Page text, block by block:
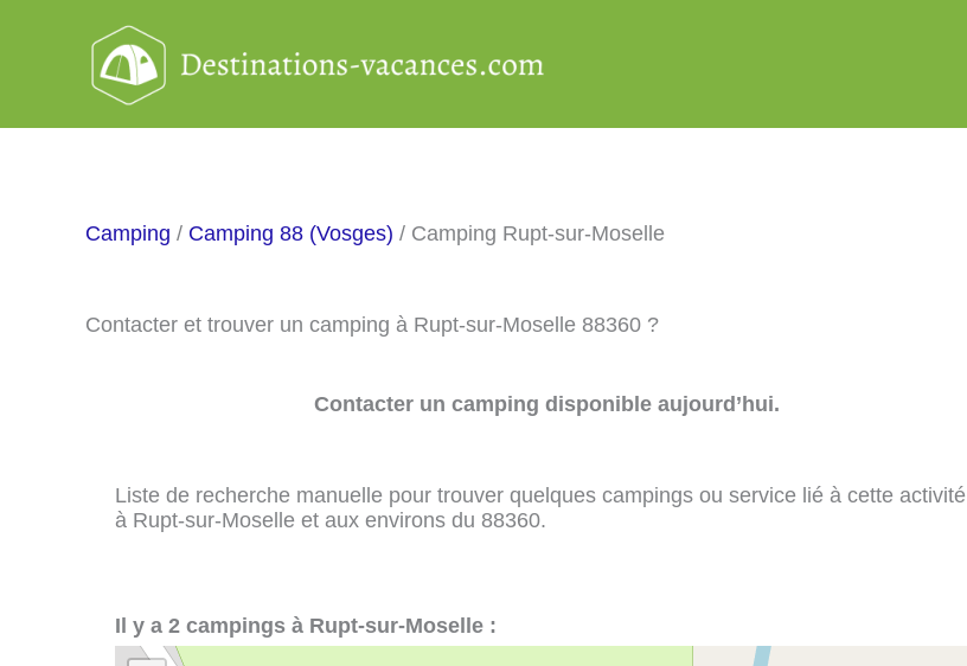
Camping / Camping 88 (Vosges) / Camping Rupt-sur-Moselle
Contacter et trouver un camping à Rupt-sur-Moselle 88360 ?
Contacter un camping disponible aujourd’hui.
Liste de recherche manuelle pour trouver quelques campings ou service lié à cette activité
à Rupt-sur-Moselle et aux environs du 88360.
Il y a 2 campings à Rupt-sur-Moselle :